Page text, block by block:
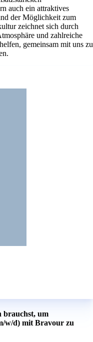
auch ein attraktives
der Möglichkeit zum
zeichnet sich durch
und zahlreiche
gemeinsam mit uns zu
brauchst, um
w/d) mit Bravour zu